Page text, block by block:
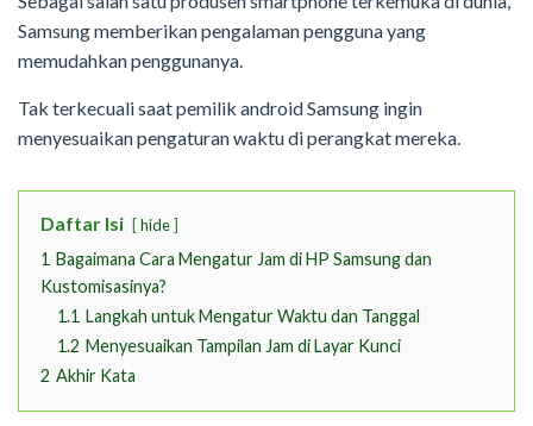
Samsung memberikan pengalaman pengguna yang
memudahkan penggunanya.
Tak terkecuali saat pemilik android Samsung ingin
menyesuaikan pengaturan waktu di perangkat mereka.
Daftar Isi hide
1 Bagaimana Cara Mengatur Jam di HP Samsung dan
Kustomisasinya?
1.1 Langkah untuk Mengatur Waktu dan Tanggal
1.2 Menyesuaikan Tampilan Jam di Layar Kunci
2 Akhir Kata